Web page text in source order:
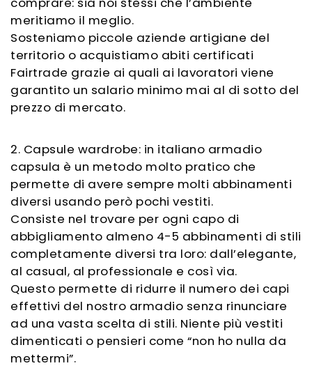
meritiamo il meglio.
Sosteniamo piccole aziende artigiane del
territorio o acquistiamo abiti certificati
Fairtrade grazie ai quali ai lavoratori viene
garantito un salario minimo mai al di sotto del
prezzo di mercato.
2. Capsule wardrobe: in italiano armadio
capsula è un metodo molto pratico che
permette di avere sempre molti abbinamenti
diversi usando però pochi vestiti.
Consiste nel trovare per ogni capo di
abbigliamento almeno 4-5 abbinamenti di stili
completamente diversi tra loro: dall’elegante,
al casual, al professionale e così via.
Questo permette di ridurre il numero dei capi
effettivi del nostro armadio senza rinunciare
ad una vasta scelta di stili. Niente più vestiti
dimenticati o pensieri come “non ho nulla da
mettermi”.